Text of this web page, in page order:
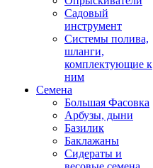
Садовый
инструмент
Системы полива,
шланги,
комплектующие к
ним
Семена
Большая Фасовка
Арбузы, дыни
Базилик
Баклажаны
Сидераты и